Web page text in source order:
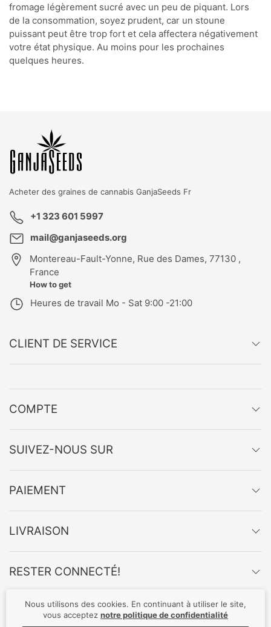
fromage légèrement sucré avec un peu de piquant. Lors
de la consommation, soyez prudent, car un stoune
puissant peut être trop fort et cela affectera négativement
votre état physique. Au moins pour les prochaines
quelques heures.
Acheter des graines de cannabis GanjaSeeds Fr
+1 323 601 5997
mail@ganjaseeds.org
Montereau-Fault-Yonne, Rue des Dames, 77130 ,
France
How to get
Heures de travail Mo - Sat 9:00 -21:00
CLIENT DE SERVICE
COMPTE
SUIVEZ-NOUS SUR
PAIEMENT
LIVRAISON
RESTER CONNECTÉ!
Shipping and payment Offer Site Map
Nous utilisons des cookies. En continuant à utiliser le site,
vous acceptez notre politique de confidentialité